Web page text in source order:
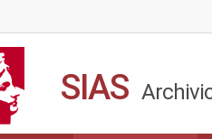
SIAS